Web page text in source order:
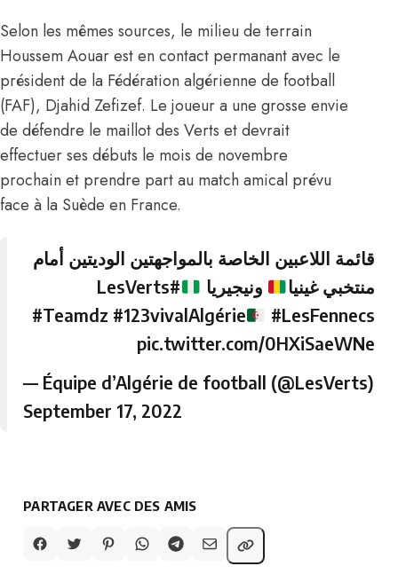
Selon les mêmes sources, le milieu de terrain
Houssem Aouar est en contact permanant avec le
président de la Fédération algérienne de football
(FAF), Djahid Zefizef. Le joueur a une grosse envie
de défendre le maillot des Verts et devrait
effectuer ses débuts le mois de novembre
prochain et prendre part au match amical prévu
face à la Suède en France.
قائمة اللاعبين الخاصة بالمواجهتين الوديتين أمام
منتخبي غينيا
ونيجيريا
#LesVerts
#Teamdz #123vivalAlgérie
#LesFennecs
pic.twitter.com/0HXiSaeWNe
— Équipe d’Algérie de football (@LesVerts)
September 17, 2022
PARTAGER AVEC DES AMIS